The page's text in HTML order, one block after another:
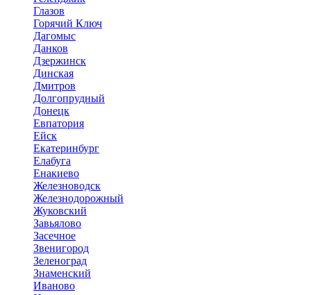
Глазов
Горячий Ключ
Дагомыс
Данков
Дзержинск
Динская
Дмитров
Долгопрудный
Донецк
Евпатория
Ейск
Екатеринбург
Елабуга
Енакиево
Железноводск
Железнодорожный
Жуковский
Завьялово
Засечное
Звенигород
Зеленоград
Знаменский
Иваново